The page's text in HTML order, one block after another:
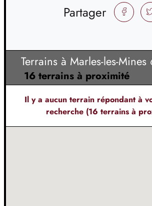
Partager
Terrains à Marles-les-Mines
16 terrains à proximité
Il y a aucun terrain répondant à
recherche (16 terrains à